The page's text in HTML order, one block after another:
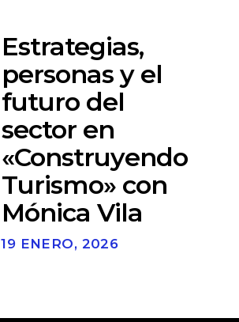
Estrategias,
personas y el
futuro del
sector en
«Construyendo
Turismo» con
Mónica Vila
19 ENERO, 2026